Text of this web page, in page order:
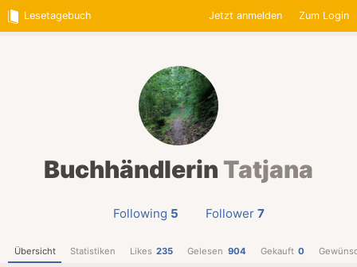
Lesetagebuch Jetzt anmelden Zum Login
Buchhändlerin Tatjana
Following 5 Follower 7
Übersicht Statistiken Likes 235 Gelesen 904 Gekauft 0